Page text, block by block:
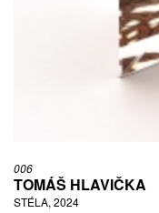
006
TOMÁŠ HLAVIČKA
STÉLA, 2024